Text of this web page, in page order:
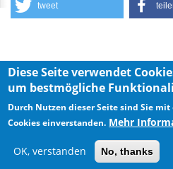
tweet
Diese Seite verwendet
um bestmögliche
Durch Nutzen dieser Seite sind Sie
Cookies einverstanden. Mehr
OK, verstanden No, thanks